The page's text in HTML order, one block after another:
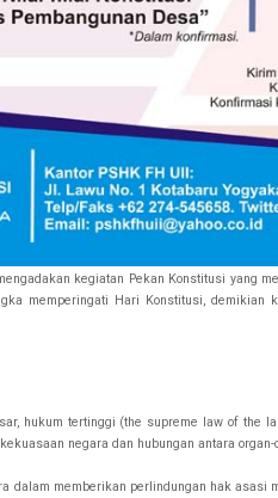
kegiatan Pekan Konstitusi yang
memperingati Hari Konstitusi, demikian
hukum tertinggi (the supreme law of the
negara dan hubungan antara organ-
dalam memberikan perlindungan hak asasi